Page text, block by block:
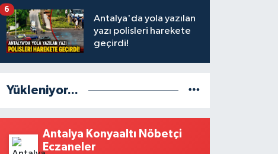
Antalya'da yola yazılan
yazı polisleri harekete
geçirdi!
6
Yükleniyor...
Antalya Konyaaltı Nöbetçi
Eczaneler